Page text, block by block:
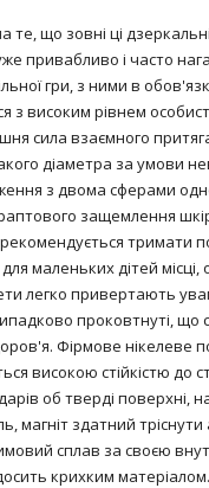
що зовні ці
привабливо і часто
гри, з ними в
з високим рівнем
сила взаємного
діаметра за умови
з двома сферами
защемлення
тримати
маленьких дітей місці,
легко привертають
проковтнуті, що
Фірмове нікелеве
високою стійкістю до
об тверді поверхні,
магніт здатний
сплав за своєю
крихким